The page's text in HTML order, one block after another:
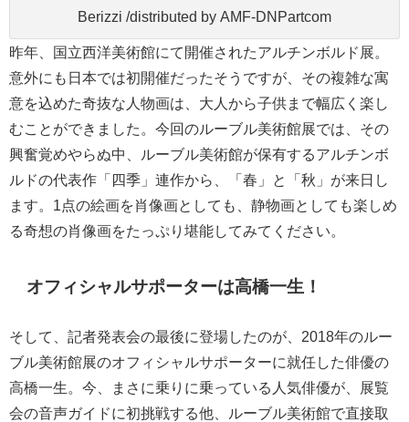
Berizzi /distributed by AMF-DNPartcom
昨年、国立西洋美術館にて開催されたアルチンボルド展。
意外にも日本では初開催だったそうですが、その複雑な寓
意を込めた奇抜な人物画は、大人から子供まで幅広く楽し
むことができました。今回のルーブル美術館展では、その
興奮覚めやらぬ中、ルーブル美術館が保有するアルチンボ
ルドの代表作「四季」連作から、「春」と「秋」が来日し
ます。1点の絵画を肖像画としても、静物画としても楽しめ
る奇想の肖像画をたっぷり堪能してみてください。
オフィシャルサポーターは高橋一生！
そして、記者発表会の最後に登場したのが、2018年のルー
ブル美術館展のオフィシャルサポーターに就任した俳優の
高橋一生。今、まさに乗りに乗っている人気俳優が、展覧
会の音声ガイドに初挑戦する他、ルーブル美術館で直接取